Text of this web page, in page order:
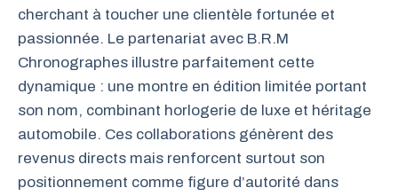
cherchant à toucher une clientèle fortunée et
passionnée. Le partenariat avec B.R.M
Chronographes illustre parfaitement cette
dynamique : une montre en édition limitée portant
son nom, combinant horlogerie de luxe et héritage
automobile. Ces collaborations génèrent des
revenus directs mais renforcent surtout son
positionnement comme figure d’autorité dans